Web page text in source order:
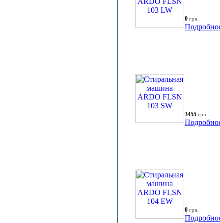
0 грн.
3455 грн.
0 грн.